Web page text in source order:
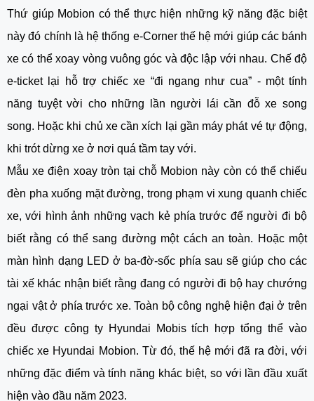
Thứ giúp Mobion có thể thực hiện những kỹ năng đặc biệt
này đó chính là hệ thống e-Corner thế hệ mới giúp các bánh
xe có thể xoay vòng vuông góc và độc lập với nhau. Chế độ
e-ticket lại hỗ trợ chiếc xe “đi ngang như cua” - một tính
năng tuyệt vời cho những lần người lái cần đỗ xe song
song. Hoặc khi chủ xe cần xích lại gần máy phát vé tự động,
khi trót dừng xe ở nơi quá tầm tay với.
Mẫuxe điện xoay tròn tại chỗ Mobion này còn có thể chiếu
đèn pha xuống mặt đường, trong phạm vi xung quanh chiếc
xe, với hình ảnh những vạch kẻ phía trước để người đi bộ
biết rằng có thể sang đường một cách an toàn. Hoặc một
màn hình dạng LED ở ba-đờ-sốc phía sau sẽ giúp cho các
tài xế khác nhận biết rằng đang có người đi bộ hay chướng
ngại vật ở phía trước xe. Toàn bộ công nghệ hiện đại ở trên
đều được công ty Hyundai Mobistích hợp tổng thể vào
chiếc xe Hyundai Mobion. Từ đó, thế hệ mới đã ra đời, với
những đặc điểm và tính năng khác biệt, so với lần đầu xuất
hiện vào đầu năm 2023.